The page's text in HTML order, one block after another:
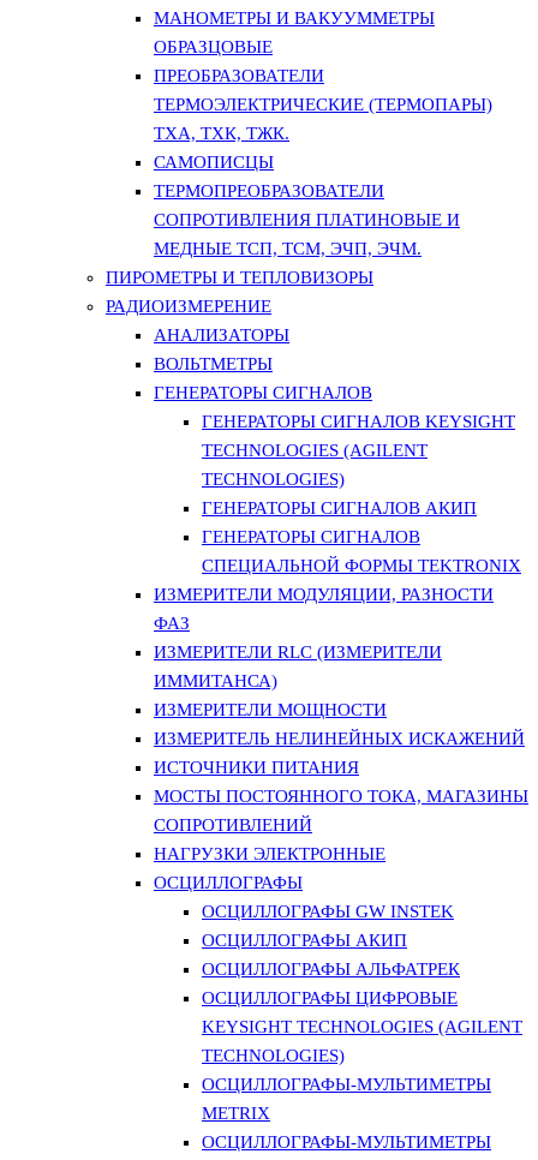
МАНОМЕТРЫ И ВАКУУММЕТРЫ
ОБРАЗЦОВЫЕ
ПРЕОБРАЗОВАТЕЛИ
ТЕРМОЭЛЕКТРИЧЕСКИЕ (ТЕРМОПАРЫ)
ТХА, ТХК, ТЖК.
САМОПИСЦЫ
ТЕРМОПРЕОБРАЗОВАТЕЛИ
СОПРОТИВЛЕНИЯ ПЛАТИНОВЫЕ И
МЕДНЫЕ ТСП, ТСМ, ЭЧП, ЭЧМ.
ПИРОМЕТРЫ И ТЕПЛОВИЗОРЫ
РАДИОИЗМЕРЕНИЕ
АНАЛИЗАТОРЫ
ВОЛЬТМЕТРЫ
ГЕНЕРАТОРЫ СИГНАЛОВ
ГЕНЕРАТОРЫ СИГНАЛОВ KEYSIGHT
TECHNOLOGIES (AGILENT
TECHNOLOGIES)
ГЕНЕРАТОРЫ СИГНАЛОВ АКИП
ГЕНЕРАТОРЫ СИГНАЛОВ
СПЕЦИАЛЬНОЙ ФОРМЫ TEKTRONIX
ИЗМЕРИТЕЛИ МОДУЛЯЦИИ, РАЗНОСТИ
ФАЗ
ИЗМЕРИТЕЛИ RLC (ИЗМЕРИТЕЛИ
ИММИТАНСА)
ИЗМЕРИТЕЛИ МОЩНОСТИ
ИЗМЕРИТЕЛЬ НЕЛИНЕЙНЫХ ИСКАЖЕНИЙ
ИСТОЧНИКИ ПИТАНИЯ
МОСТЫ ПОСТОЯННОГО ТОКА, МАГАЗИНЫ
СОПРОТИВЛЕНИЙ
НАГРУЗКИ ЭЛЕКТРОННЫЕ
ОСЦИЛЛОГРАФЫ
ОСЦИЛЛОГРАФЫ GW INSTEK
ОСЦИЛЛОГРАФЫ АКИП
ОСЦИЛЛОГРАФЫ АЛЬФАТРЕК
ОСЦИЛЛОГРАФЫ ЦИФРОВЫЕ
KEYSIGHT TECHNOLOGIES (AGILENT
TECHNOLOGIES)
ОСЦИЛЛОГРАФЫ-МУЛЬТИМЕТРЫ
METRIX
ОСЦИЛЛОГРАФЫ-МУЛЬТИМЕТРЫ